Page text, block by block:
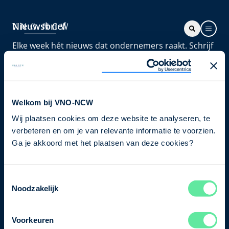
Welkom bij VNO-NCW
Wij plaatsen cookies om deze website te analyseren, te
verbeteren en om je van relevante informatie te voorzien.
Ga je akkoord met het plaatsen van deze cookies?
Noodzakelijk
Voorkeuren
Nieuwsbrief
Elke week hét nieuws dat ondernemers raakt. Schrijf
je nu in voor de VNO-NCW nieuwsbrief.
Schrijf je in
Direct naar
Ons verhaal
Bezuidenhoutseweg 12
T+31 70 349 03 49